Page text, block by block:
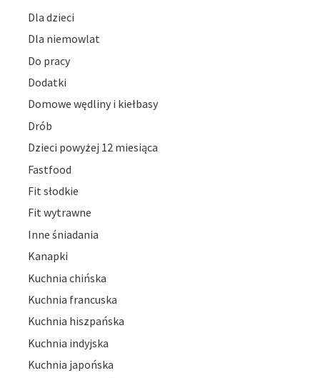
Dla dzieci
Dla niemowlat
Do pracy
Dodatki
Domowe wędliny i kiełbasy
Drób
Dzieci powyżej 12 miesiąca
Fastfood
Fit słodkie
Fit wytrawne
Inne śniadania
Kanapki
Kuchnia chińska
Kuchnia francuska
Kuchnia hiszpańska
Kuchnia indyjska
Kuchnia japońska